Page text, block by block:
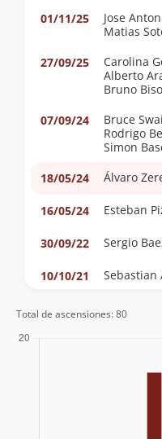
01/11/25
Jose
Matias
27/09/25
Carolina
Alberto
Bruno Biso
07/09/24
Bruce
Rodrigo
Simon
18/05/24
Álvaro
16/05/24
30/09/22 Sergio
10/10/21 Sebastian
24/07/21
Fabio
Sandro Biso
Total de ascensiones: 80